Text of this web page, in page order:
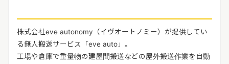
株式会社eve autonomy（イヴオートノミー）が提供してい
る無人搬送サービス「eve auto」。
工場や倉庫で重量物の建屋間搬送などの屋外搬送作業を自動